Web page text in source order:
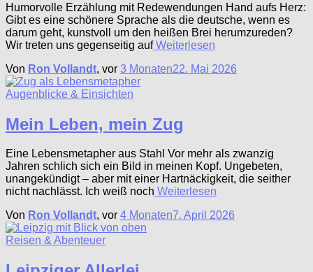
Humorvolle Erzählung mit Redewendungen Hand aufs Herz:
Gibt es eine schönere Sprache als die deutsche, wenn es
darum geht, kunstvoll um den heißen Brei herumzureden?
Wir treten uns gegenseitig aufWeiterlesen
Von Ron Vollandt, vor 3 Monaten22. Mai 2026
Augenblicke & Einsichten
Mein Leben, mein Zug
Eine Lebensmetapher aus Stahl Vor mehr als zwanzig
Jahren schlich sich ein Bild in meinen Kopf. Ungebeten,
unangekündigt – aber mit einer Hartnäckigkeit, die seither
nicht nachlässt. Ich weiß noch Weiterlesen
Von Ron Vollandt, vor 4 Monaten7. April 2026
Reisen & Abenteuer